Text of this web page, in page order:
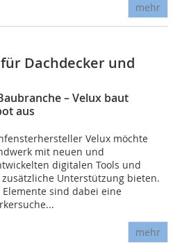
mehr
Dachdecker und
– Velux baut
aus
Velux möchte
mit neuen und
digitalen Tools und
zusätzliche Unterstützung bieten.
sind dabei eine
mehr